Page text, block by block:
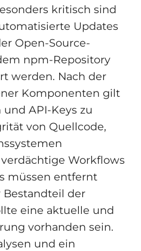
kritisch sind
Updates
Open-Source-
npm-Repository
werden. Nach der
Komponenten gilt
API-Keys zu
von Quellcode,
Workflows
müssen entfernt
der
eine aktuelle und
vorhanden sein.
und ein